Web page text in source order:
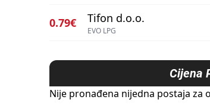
0.79€ Tifon d.o.o.
EVO LPG
Cijena
Nije pronađena nijedna postaja za